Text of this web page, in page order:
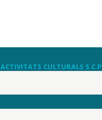
ACTIVITATS CULTURALS S.C.P.